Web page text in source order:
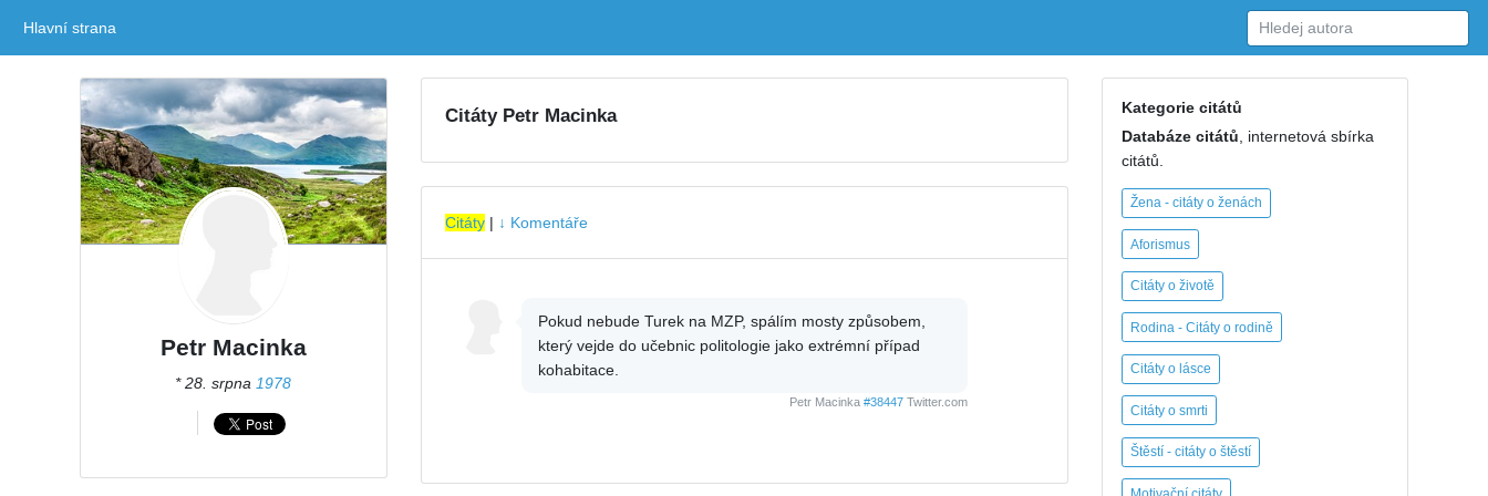
Hlavní strana
Petr Macinka
* 28. srpna 1978
Citáty Petr Macinka
Citáty| ↓ Komentáře
Pokud nebude Turek na MZP, spálím mosty způsobem,
který vejde do učebnic politologie jako extrémní případ
kohabitace.
Petr Macinka #38447Twitter.com
Kategorie citátů
Databáze citátů , internetová sbírka
citátů.
Žena - citáty o ženách
Aforismus
Citáty o životě
Rodina - Citáty o rodině
Citáty o lásce
Citáty o smrti
Štěstí - citáty o štěstí